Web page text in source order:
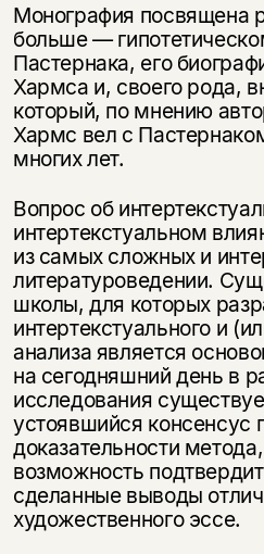
Монография посвящена
больше —
Пастернака, его
Хармса и, своего рода,
который, по мнению
Хармс вел с
многих лет.
Вопрос об
интертекстуальном
из самых сложных и
литературоведении.
школы, для которых
интертекстуального и
анализа является
на сегодняшний день в
исследования
устоявшийся консенсус
доказательности
возможность
сделанные выводы
художественного эссе.